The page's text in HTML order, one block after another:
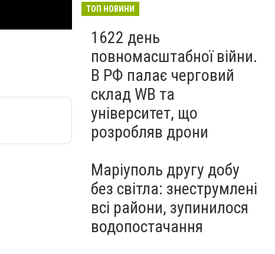
— ВІДЕО
ТОП НОВИНИ
1622 день
повномасштабної війни.
В РФ палає черговий
склад WB та
університет, що
розробляв дрони
Маріуполь другу добу
без світла: знеструмлені
всі райони, зупинилося
водопостачання